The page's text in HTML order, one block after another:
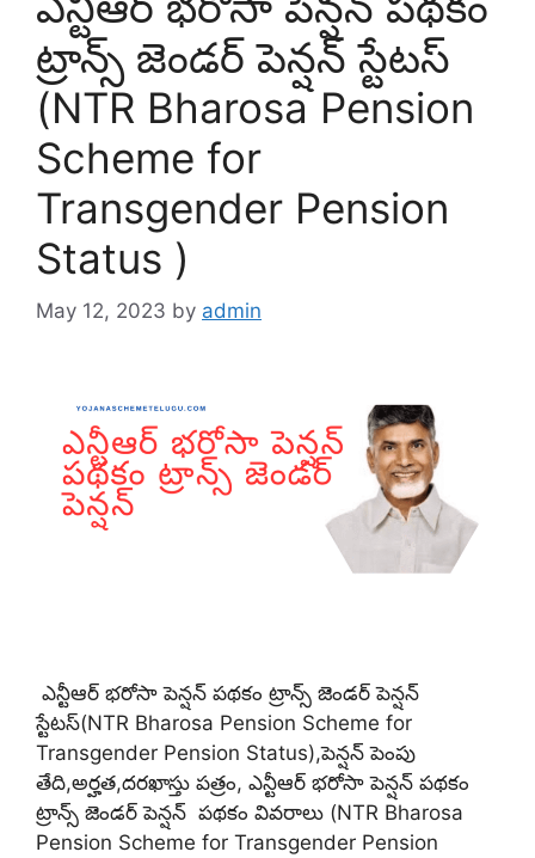
ట్రాన్స్ జెండర్ పెన్షన్ స్టేటస్
(NTR Bharosa Pension
Scheme for
Transgender Pension
Status )
May 12, 2023 by admin
ఎన్టీఆర్ భరోసా పెన్షన్ పథకం ట్రాన్స్ జెండర్ పెన్షన్
స్టేటస్(NTR Bharosa Pension Scheme for
Transgender Pension Status),పెన్షన్ పెంపు
తేది,అర్హత,దరఖాస్తు పత్రం, ఎన్టీఆర్ భరోసా పెన్షన్ పథకం
ట్రాన్స్ జెండర్ పెన్షన్ పథకం వివరాలు (NTR Bharosa
Pension Scheme for Transgender Pension